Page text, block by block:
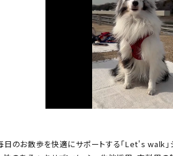
日のお散歩を快適にサポートする「Let's walk」